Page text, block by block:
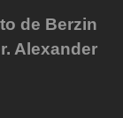
de Berzin
Alexander